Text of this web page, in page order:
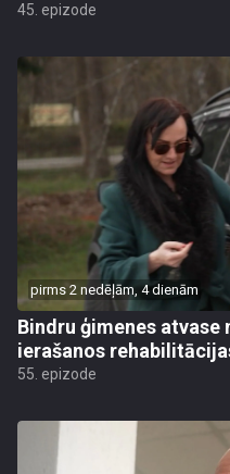
45. epizode
pirms 2 nedēļām, 4 dienām
Bindru ģimenes atvase
ierašanos
55. epizode